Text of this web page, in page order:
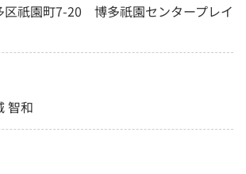
区祇園町7-20 博多祇園センタープレイ
智和